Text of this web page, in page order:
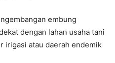
embung
dengan lahan usaha tani
irigasi atau daerah endemik